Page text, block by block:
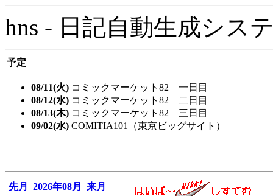
hns - 日記自動生成シス
予定
08/11(火) コミックマーケット82 一日目
08/12(水) コミックマーケット82 二日目
08/13(木) コミックマーケット82 三日目
09/02(水) COMITIA101（東京ビッグサイト）
先月 2026年08月
来月